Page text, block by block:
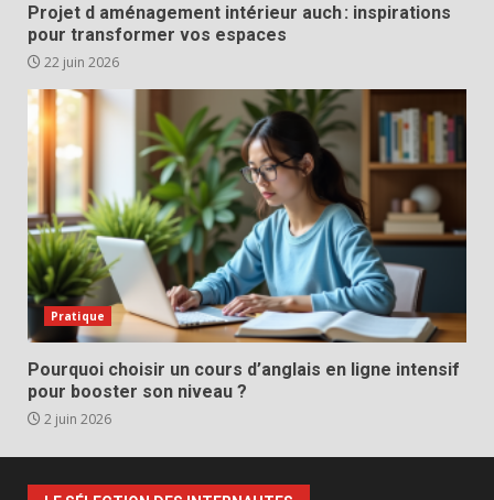
Projet d aménagement intérieur auch : inspirations
pour transformer vos espaces
22 juin 2026
Pratique
Pourquoi choisir un cours d’anglais en ligne intensif
pour booster son niveau ?
2 juin 2026